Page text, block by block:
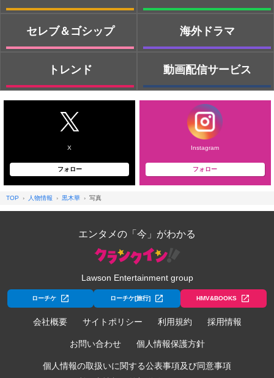
セレブ＆ゴシップ
トレンド
海外ドラマ
動画配信サービス
X
フォロー
Instagram
フォロー
TOP 人物情報 黒木華 写真
エンタメの「今」がわかる
Lawson Entertainment group
ローチケ ローチケ[旅行] HMV&BOOKS
会社概要 サイトポリシー 利用規約 採用情報
お問い合わせ 個人情報保護方針
個人情報の取扱いに関する公表事項及び同意事項